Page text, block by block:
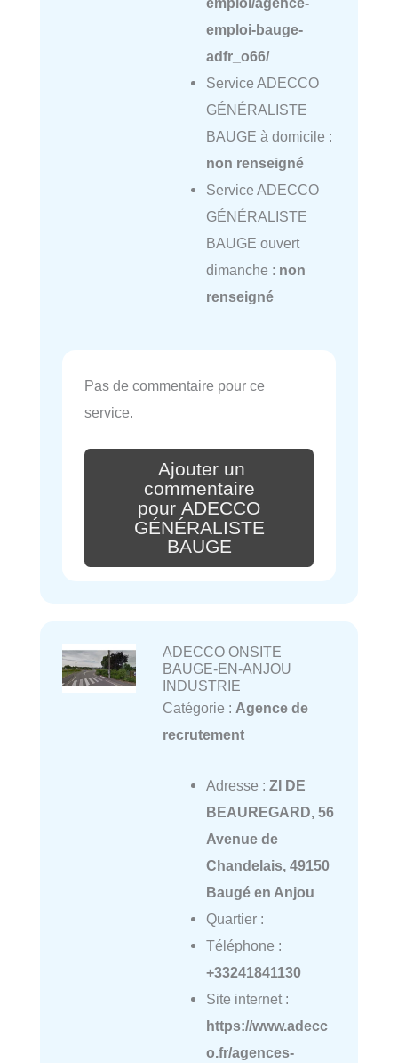
emploi-bauge-
adfr_o66/
Service ADECCO
GÉNÉRALISTE
BAUGE à domicile :
non renseigné
Service ADECCO
GÉNÉRALISTE
BAUGE ouvert
dimanche : non
renseigné
Pas de commentaire pour ce
service.
Ajouter un
commentaire
pour ADECCO
GÉNÉRALISTE
BAUGE
ADECCO ONSITE
BAUGE-EN-ANJOU
INDUSTRIE
Catégorie : Agence de
recrutement
Adresse : ZI DE
BEAUREGARD, 56
Avenue de
Chandelais, 49150
Baugé en Anjou
Quartier :
Téléphone :
+33241841130
Site internet :
https://www.adecc
o.fr/agences-